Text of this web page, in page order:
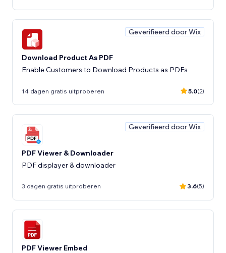
Geverifieerd door Wix
Download Product As PDF
Enable Customers to Download Products as PDFs
14 dagen gratis uitproberen 5.0(2)
Geverifieerd door Wix
PDF Viewer & Downloader
PDF displayer & downloader
3 dagen gratis uitproberen 3.6(5)
PDF Viewer Embed